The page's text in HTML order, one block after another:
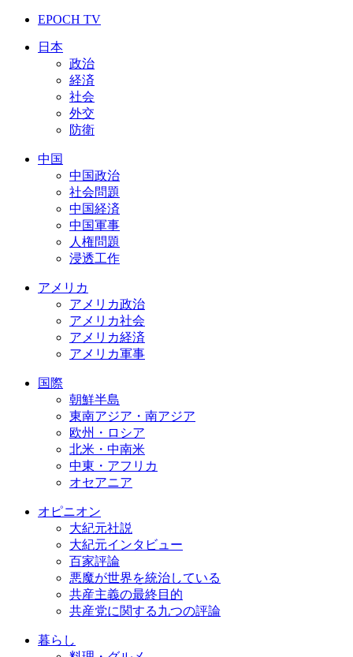
EPOCH TV
日本
政治
経済
社会
外交
防衛
中国
中国政治
社会問題
中国経済
中国軍事
人権問題
浸透工作
アメリカ
アメリカ政治
アメリカ社会
アメリカ経済
アメリカ軍事
国際
朝鮮半島
東南アジア・南アジア
欧州・ロシア
北米・中南米
中東・アフリカ
オセアニア
オピニオン
大紀元社説
大紀元インタビュー
百家評論
悪魔が世界を統治している
共産主義の最終目的
共産党に関する九つの評論
暮らし